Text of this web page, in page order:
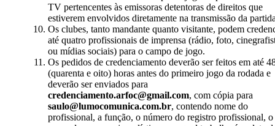
TV pertencentes às emissoras detentoras de direitos que
estiverem envolvidos diretamente na transmissão da
Os clubes, tanto mandante quanto visitante, podem
até quatro profissionais de imprensa (rádio, foto,
ou mídias sociais) para o campo de jogo.
Os pedidos de credenciamento deverão ser feitos em até
(quarenta e oito) horas antes do primeiro jogo da rodada e
deverão ser enviados para
credenciamento.arfoc@gmail.com, com cópia para
saulo@lumocomunica.com.br, contendo nome do
profissional, a função, o número do registro profissional, o